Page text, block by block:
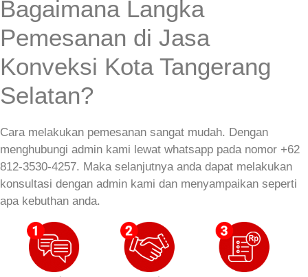
Bagaimana Langka
Pemesanan di Jasa
Konveksi Kota Tangerang
Selatan?
Cara melakukan pemesanan sangat mudah. Dengan
menghubungi admin kami lewat whatsapp pada nomor +62
812-3530-4257. Maka selanjutnya anda dapat melakukan
konsultasi dengan admin kami dan menyampaikan seperti
apa kebuthan anda.